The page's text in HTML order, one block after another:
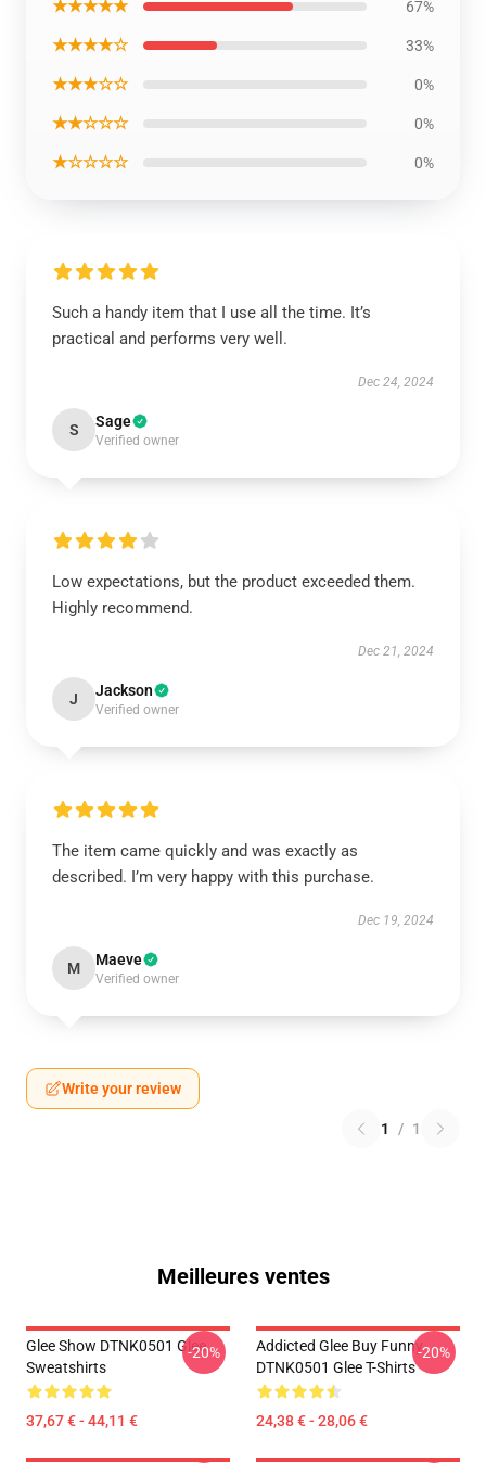
★★★★★ 67%
★★★★☆ 33%
★★★☆☆ 0%
★★☆☆☆ 0%
★☆☆☆☆ 0%
Such a handy item that I use all the time. It’s
practical and performs very well.
Dec 24, 2024
S Sage
Verified owner
Low expectations, but the product exceeded them.
Highly recommend.
Dec 21, 2024
J Jackson
Verified owner
The item came quickly and was exactly as
described. I’m very happy with this purchase.
Dec 19, 2024
M Maeve
Verified owner
Write your review
1 / 1
Meilleures ventes
Glee Show DTNK0501 Glee
Sweatshirts
37,67 € - 44,11 €
-20%
Addicted Glee Buy Funny
DTNK0501 Glee T-Shirts
24,38 € - 28,06 €
-20%